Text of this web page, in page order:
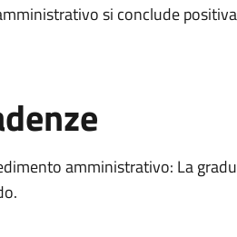
si conclude
amministrativo: La